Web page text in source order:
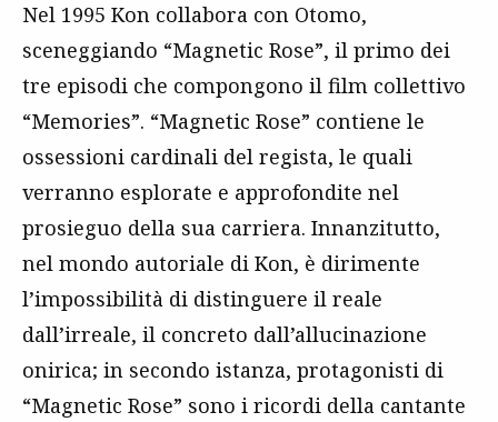
Nel 1995 Kon collabora con Otomo,
sceneggiando “Magnetic Rose”, il primo dei
tre episodi che compongono il film collettivo
“Memories”. “Magnetic Rose” contiene le
ossessioni cardinali del regista, le quali
verranno esplorate e approfondite nel
prosieguo della sua carriera. Innanzitutto,
nel mondo autoriale di Kon, è dirimente
l’impossibilità di distinguere il reale
dall’irreale, il concreto dall’allucinazione
onirica; in secondo istanza, protagonisti di
“Magnetic Rose” sono i ricordi della cantante